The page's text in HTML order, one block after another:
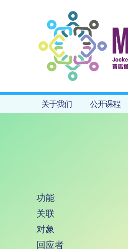
关于我们 公开课程
功能
关联
对象
回应者